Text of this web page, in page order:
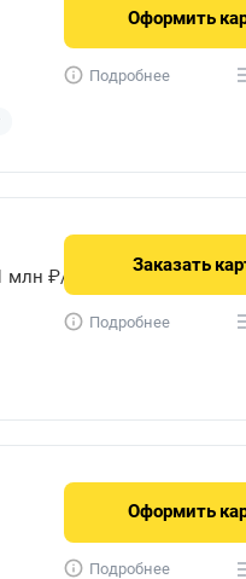
Оформить
Подробнее
млн ₽/мес.
Заказать
Подробнее
Оформить
Подробнее